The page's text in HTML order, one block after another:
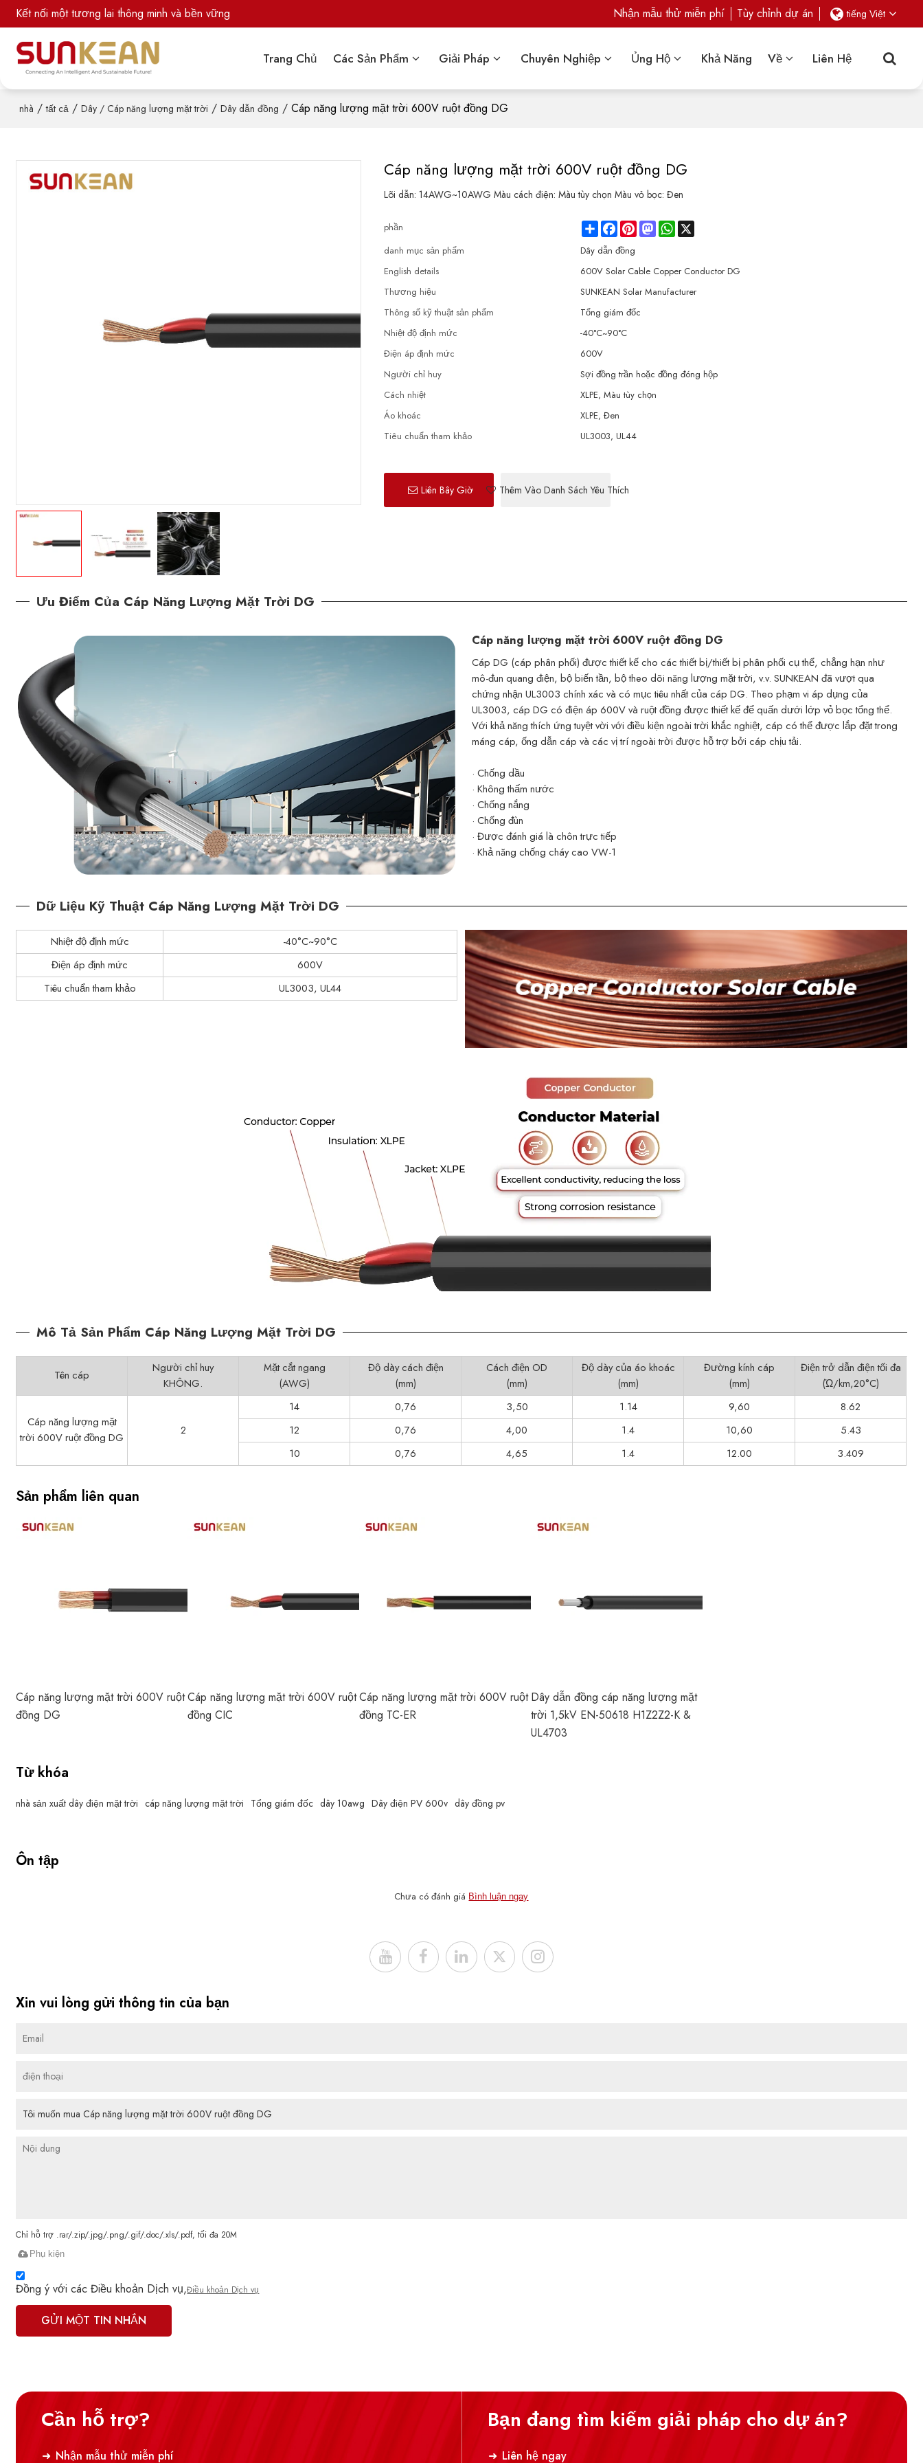
Kết nối một tương lai thông minh và bền vững Nhận mẫu thử miễn phí Tùy chỉnh dự án tiếng Việt
Trang Chủ Các Sản Phẩm Giải Pháp Chuyên Nghiệp Ủng Hộ Khả Năng Về Liên Hệ
nhà / tất cả / Dây / Cáp năng lượng mặt trời / Dây dẫn đồng / Cáp năng lượng mặt trời 600V ruột đồng DG
Cáp năng lượng mặt trời 600V ruột đồng DG
Lõi dẫn: 14AWG~10AWG Màu cách điện: Màu tùy chọn Màu vỏ bọc: Đen
phần ShareFacebookPinterestMastodonWhatsApp
danh mục sản phẩm
Dây dẫn đồng
English details
600V Solar Cable Copper Conductor DG
Thương hiệu
SUNKEAN Solar Manufacturer
Thông số kỹ thuật sản phẩm
Tổng giám đốc
Nhiệt độ định mức
-40°C~90°C
Điện áp định mức
600V
Người chỉ huy
Sợi đồng trần hoặc đồng đóng hộp
Cách nhiệt
XLPE, Màu tùy chọn
Áo khoác
XLPE, Đen
Tiêu chuẩn tham khảo
UL3003, UL44
Liên Bây Giờ Thêm Vào Danh Sách Yêu Thích
Ưu Điểm Của Cáp Năng Lượng Mặt Trời DG
Cáp năng lượng mặt trời 600V ruột đồng DG
Cáp DG (cáp phân phối) được thiết kế cho các thiết bị/thiết bị phân phối cụ thể, chẳng hạn như
mô-đun quang điện, bộ biến tần, bộ theo dõi năng lượng mặt trời, v.v. SUNKEAN đã vượt qua
chứng nhận UL3003 chính xác và có mục tiêu nhất của cáp DG. Theo phạm vi áp dụng của
UL3003, cáp DG có điện áp 600V và ruột đồng được thiết kế để quấn dưới lớp vỏ bọc tổng thể.
Với khả năng thích ứng tuyệt vời với điều kiện ngoài trời khắc nghiệt, cáp có thể được lắp đặt trong
máng cáp, ống dẫn cáp và các vị trí ngoài trời được hỗ trợ bởi cáp chịu tải.
· Chống dầu
· Không thấm nước
· Chống nắng
· Chống đùn
· Được đánh giá là chôn trực tiếp
· Khả năng chống cháy cao VW-1
Dữ Liệu Kỹ Thuật Cáp Năng Lượng Mặt Trời DG
Nhiệt độ định mức
-40°C~90°C
Điện áp định mức
600V
Tiêu chuẩn tham khảo
UL3003, UL44
Mô Tả Sản Phẩm Cáp Năng Lượng Mặt Trời DG
Tên cáp
Người chỉ huy
KHÔNG.
Mặt cắt ngang
(AWG)
Độ dày cách điện
(mm)
Cách điện OD
(mm)
Độ dày của áo khoác
(mm)
Đường kính cáp
(mm)
Điện trở dẫn điện tối đa
(Ώ/km,20°C)
Cáp năng lượng mặt
trời 600V ruột đồng DG
2
14 0,76 3,50 1.14 9,60
8.62
12
0,76 4,00 1.4 10,60
5.43
10
0,76 4,65 1.4 12.00 3.409
Sản phẩm liên quan
Cáp năng lượng mặt trời 600V ruột
đồng DG
Cáp năng lượng mặt trời 600V ruột
đồng CIC
Cáp năng lượng mặt trời 600V ruột
đồng TC-ER
Dây dẫn đồng cáp năng lượng mặt
trời 1,5kV EN-50618 H1Z2Z2-K &
UL4703
Từ khóa
nhà sản xuất dây điện mặt trời cáp năng lượng mặt trời Tổng giám đốc dây 10awg Dây điện PV 600v dây đồng pv
Ôn tập
Chưa có đánh giá Bình luận ngay
Xin vui lòng gửi thông tin của bạn
Chỉ hỗ trợ .rar/.zip/.jpg/.png/.gif/.doc/.xls/.pdf, tối đa 20M
Phụ kiện
Đồng ý với các Điều khoản Dịch vụ,Điều khoản Dịch vụ
GỬI MỘT TIN NHẮN
Cần hỗ trợ?
Nhận mẫu thử miễn phí
Bạn đang tìm kiếm giải pháp cho dự án?
Liên hệ ngay